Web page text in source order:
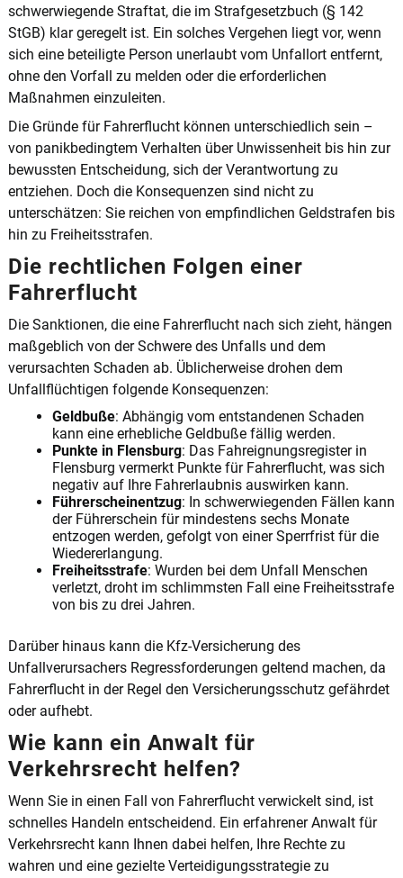
schwerwiegende Straftat, die im Strafgesetzbuch (§ 142
StGB) klar geregelt ist. Ein solches Vergehen liegt vor, wenn
sich eine beteiligte Person unerlaubt vom Unfallort entfernt,
ohne den Vorfall zu melden oder die erforderlichen
Maßnahmen einzuleiten.
Die Gründe für Fahrerflucht können unterschiedlich sein –
von panikbedingtem Verhalten über Unwissenheit bis hin zur
bewussten Entscheidung, sich der Verantwortung zu
entziehen. Doch die Konsequenzen sind nicht zu
unterschätzen: Sie reichen von empfindlichen Geldstrafen bis
hin zu Freiheitsstrafen.
Die rechtlichen Folgen einer
Fahrerflucht
Die Sanktionen, die eine Fahrerflucht nach sich zieht, hängen
maßgeblich von der Schwere des Unfalls und dem
verursachten Schaden ab. Üblicherweise drohen dem
Unfallflüchtigen folgende Konsequenzen:
Geldbuße: Abhängig vom entstandenen Schaden
kann eine erhebliche Geldbuße fällig werden.
Punkte in Flensburg: Das Fahreignungsregister in
Flensburg vermerkt Punkte für Fahrerflucht, was sich
negativ auf Ihre Fahrerlaubnis auswirken kann.
Führerscheinentzug: In schwerwiegenden Fällen kann
der Führerschein für mindestens sechs Monate
entzogen werden, gefolgt von einer Sperrfrist für die
Wiedererlangung.
Freiheitsstrafe: Wurden bei dem Unfall Menschen
verletzt, droht im schlimmsten Fall eine Freiheitsstrafe
von bis zu drei Jahren.
Darüber hinaus kann die Kfz-Versicherung des
Unfallverursachers Regressforderungen geltend machen, da
Fahrerflucht in der Regel den Versicherungsschutz gefährdet
oder aufhebt.
Wie kann ein Anwalt für
Verkehrsrecht helfen?
Wenn Sie in einen Fall von Fahrerflucht verwickelt sind, ist
schnelles Handeln entscheidend. Ein erfahrener Anwalt für
Verkehrsrecht kann Ihnen dabei helfen, Ihre Rechte zu
wahren und eine gezielte Verteidigungsstrategie zu